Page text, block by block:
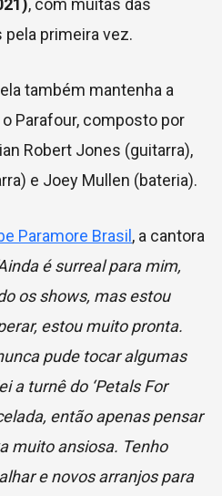
, com muitas das
primeira vez.
também mantenha a
Parafour, composto por
Robert Jones (guitarra),
e Joey Mullen (bateria).
Paramore Brasil , a cantora
é surreal para mim,
os shows, mas estou
estou muito pronta.
pude tocar algumas
a turnê do ‘Petals For
então apenas pensar
muito ansiosa. Tenho
e novos arranjos para